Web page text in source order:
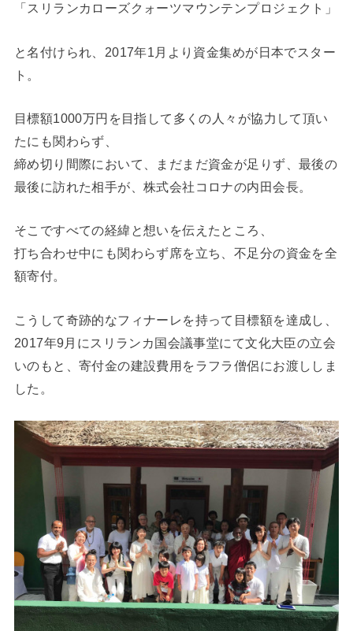
「スリランカローズクォーツマウンテンプロジェクト」
と名付けられ、2017年1月より資金集めが日本でスター
ト。
目標額1000万円を目指して多くの人々が協力して頂い
たにも関わらず、
締め切り間際において、まだまだ資金が足りず、最後の
最後に訪れた相手が、株式会社コロナの内田会長。
そこですべての経緯と想いを伝えたところ、
打ち合わせ中にも関わらず席を立ち、不足分の資金を全
額寄付。
こうして奇跡的なフィナーレを持って目標額を達成し、
2017年9月にスリランカ国会議事堂にて文化大臣の立会
いのもと、寄付金の建設費用をラフラ僧侶にお渡ししま
した。